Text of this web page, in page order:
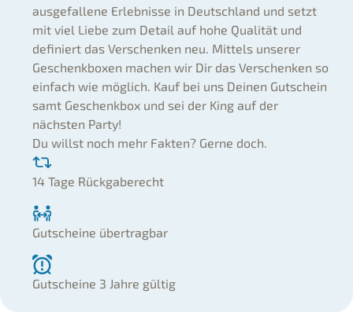
ausgefallene Erlebnisse in Deutschland und setzt
mit viel Liebe zum Detail auf hohe Qualität und
definiert das Verschenken neu. Mittels unserer
Geschenkboxen machen wir Dir das Verschenken so
einfach wie möglich. Kauf bei uns Deinen Gutschein
samt Geschenkbox und sei der King auf der
nächsten Party!
Du willst noch mehr Fakten? Gerne doch.
14 Tage Rückgaberecht
Gutscheine übertragbar
Gutscheine 3 Jahre gültig